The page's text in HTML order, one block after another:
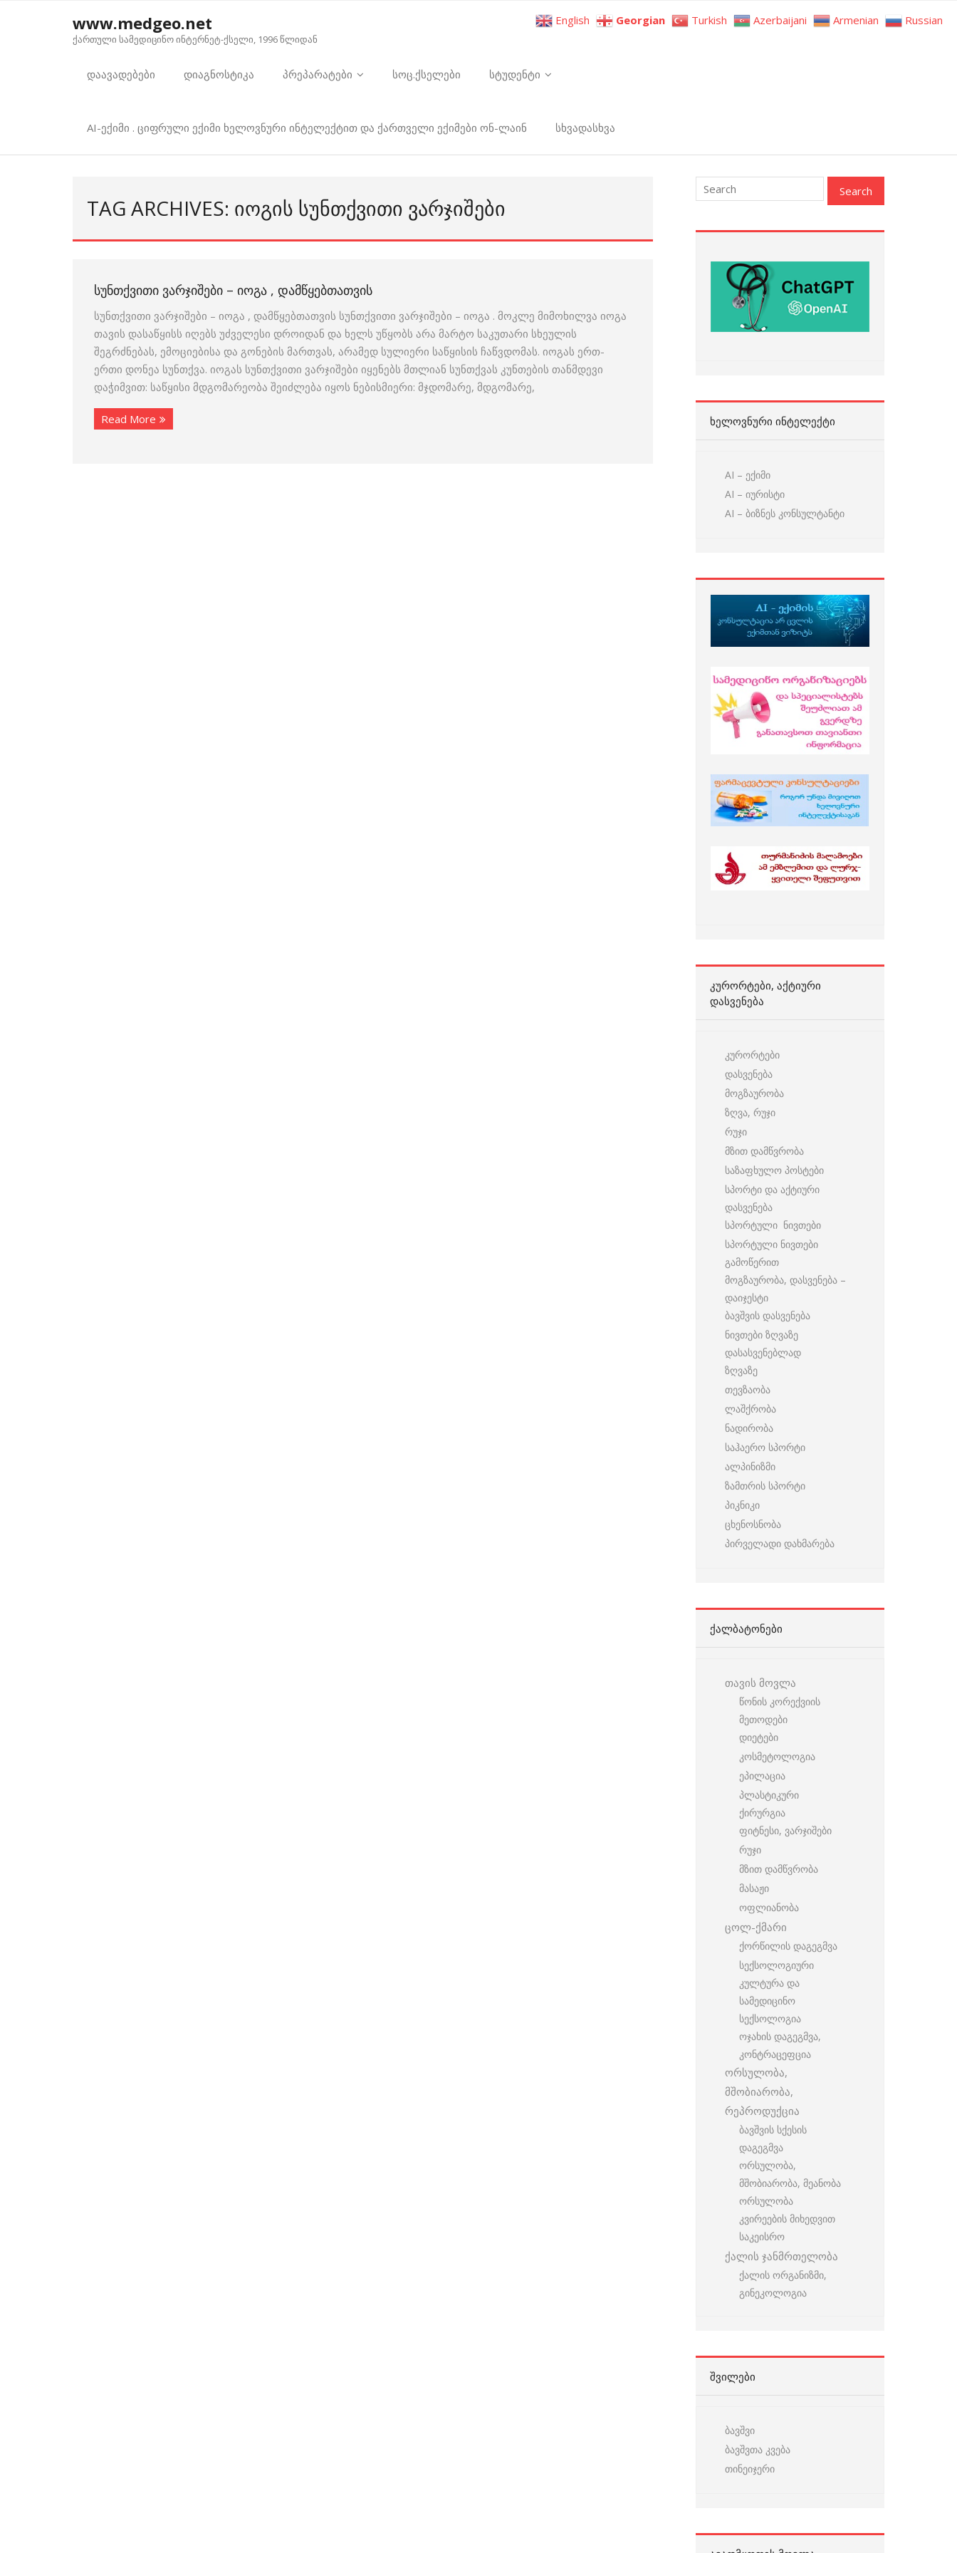
www.medgeo.net
ქართული სამედიცინო ინტერნეტ-ქსელი, 1996 წლიდან
დაავადებები დიაგნოსტიკა პრეპარატები სოც.ქსელები სტუდენტი
AI-ექიმი . ციფრული ექიმი ხელოვნური ინტელექტით და ქართველი ექიმები ონ-ლაინ სხვადასხვა
TAG ARCHIVES: ᲘᲝᲒᲘᲡ ᲡᲣᲜᲗᲥᲕᲘᲗᲘ ᲕᲐᲠᲯᲘᲨᲔᲑᲘ
ᲡᲣᲜᲗᲥᲕᲘᲗᲘ ᲕᲐᲠᲯᲘᲨᲔᲑᲘ – ᲘᲝᲒᲐ , ᲓᲐᲛᲬᲧᲔᲑᲗᲐᲗᲕᲘᲡ
სუნთქვითი ვარჯიშები – იოგა , დამწყებთათვის სუნთქვითი ვარჯიშები – იოგა . მოკლე მიმოხილვა იოგა
თავის დასაწყისს იღებს უძველესი დროიდან და ხელს უწყობს არა მარტო საკუთარი სხეულის
შეგრძნებას, ემოციებისა და გონების მართვას, არამედ სულიერი საწყისის ჩაწვდომას. იოგას ერთ-
ერთი დონეა სუნთქვა. იოგას სუნთქვითი ვარჯიშები იყენებს მთლიან სუნთქვას კუნთების თანმდევი
დაჭიმვით: საწყისი მდგომარეობა შეიძლება იყოს ნებისმიერი: მჯდომარე, მდგომარე,
Read More ᲮᲔᲚᲝᲕᲜᲣᲠᲘ ᲘᲜᲢᲔᲚᲔᲥᲢᲘ
AI – ექიმი
AI – იურისტი
AI – ბიზნეს კონსულტანტი
ᲙᲣᲠᲝᲠᲢᲔᲑᲘ, ᲐᲥᲢᲘᲣᲠᲘ
ᲓᲐᲡᲕᲔᲜᲔᲑᲐ
კურორტები
დასვენება
მოგზაურობა
ზღვა, რუჯი
რუჯი
მზით დამწვრობა
საზაფხულო პოსტები
სპორტი და აქტიური
დასვენება
სპორტული ნივთები
სპორტული ნივთები
გამოწერით
მოგზაურობა, დასვენება –
დაიჯესტი
ბავშვის დასვენება
ნივთები ზღვაზე
დასასვენებლად
ზღვაზე
თევზაობა
ლაშქრობა
ნადირობა
საჰაერო სპორტი
ალპინიზმი
ზამთრის სპორტი
პიკნიკი
ცხენოსნობა
პირველადი დახმარება
ᲥᲐᲚᲑᲐᲢᲝᲜᲔᲑᲘ
თავის მოვლა
წონის კორექვიის
მეთოდები
დიეტები
კოსმეტოლოგია
ეპილაცია
პლასტიკური
ქირურგია
ფიტნესი, ვარჯიშები
რუჯი
მზით დამწვრობა
მასაჟი
ოფლიანობა
ცოლ-ქმარი
ქორწილის დაგეგმვა
სექსოლოგიური
კულტურა და
სამედიცინო
სექსოლოგია
ოჯახის დაგეგმვა,
კონტრაცეფცია
ორსულობა,
მშობიარობა,
რეპროდუქცია
ბავშვის სქესის
დაგეგმვა
ორსულობა,
მშობიარობა, მეანობა
ორსულობა
კვირეების მიხედვით
საკეისრო
ქალის ჯანმრთელობა
ქალის ორგანიზმი,
გინეკოლოგია
ᲨᲕᲘᲚᲔᲑᲘ
ბავშვი
ბავშვთა კვება
თინეიჯერი
English Georgian Turkish Azerbaijani Armenian Russian